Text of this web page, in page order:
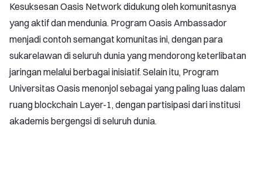
Kesuksesan Oasis Network didukung oleh komunitasnya
yang aktif dan mendunia. Program Oasis Ambassador
menjadi contoh semangat komunitas ini, dengan para
sukarelawan di seluruh dunia yang mendorong keterlibatan
jaringan melalui berbagai inisiatif. Selain itu, Program
Universitas Oasis menonjol sebagai yang paling luas dalam
ruang blockchain Layer-1, dengan partisipasi dari institusi
akademis bergengsi di seluruh dunia.